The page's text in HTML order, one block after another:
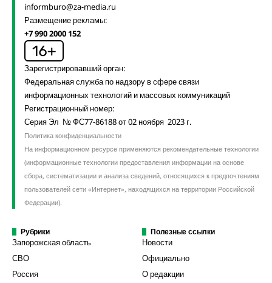
informburo@za-media.ru
Размещение рекламы:
+7 990 2000 152
Зарегистрировавший орган:
Федеральная служба по надзору в сфере связи
информационных технологий и массовых коммуникаций
Регистрационный номер:
Серия Эл № ФС77-86188 от 02 ноября 2023 г.
Политика конфиденциальности
На информационном ресурсе применяются рекомендательные технологии
(информационные технологии предоставления информации на основе
сбора, систематизации и анализа сведений, относящихся к предпочтениям
пользователей сети «Интернет», находящихся на территории Российской
Федерации).
Рубрики
Запорожская область
СВО
Россия
Полезные ссылки
Новости
Официально
О редакции